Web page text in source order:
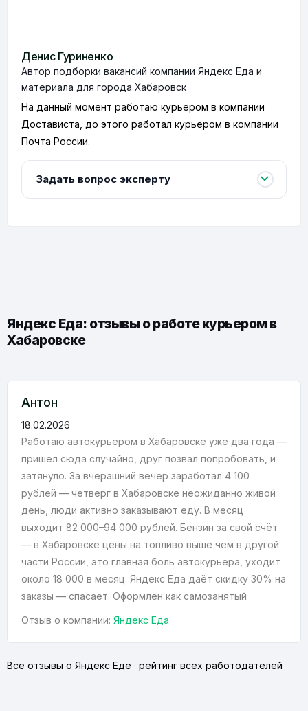
Денис Гуриненко
Автор подборки вакансий компании Яндекс Еда и
материала для города Хабаровск
На данный момент работаю курьером в компании
Достависта, до этого работал курьером в компании
Почта России.
Задать вопрос эксперту
Яндекс Еда: отзывы о работе курьером в
Хабаровске
Антон
18.02.2026
Работаю автокурьером в Хабаровске уже два года —
пришёл сюда случайно, друг позвал попробовать, и
затянуло. За вчерашний вечер заработал 4 100
рублей — четверг в Хабаровске неожиданно живой
день, люди активно заказывают еду. В месяц
выходит 82 000–94 000 рублей. Бензин за свой счёт
— в Хабаровске цены на топливо выше чем в другой
части России, это главная боль автокурьера, уходит
около 18 000 в месяц. Яндекс Еда даёт скидку 30% на
заказы — спасает. Оформлен как самозанятый
Отзыв о компании: Яндекс Еда
Все отзывы о Яндекс Еде · рейтинг всех работодателей